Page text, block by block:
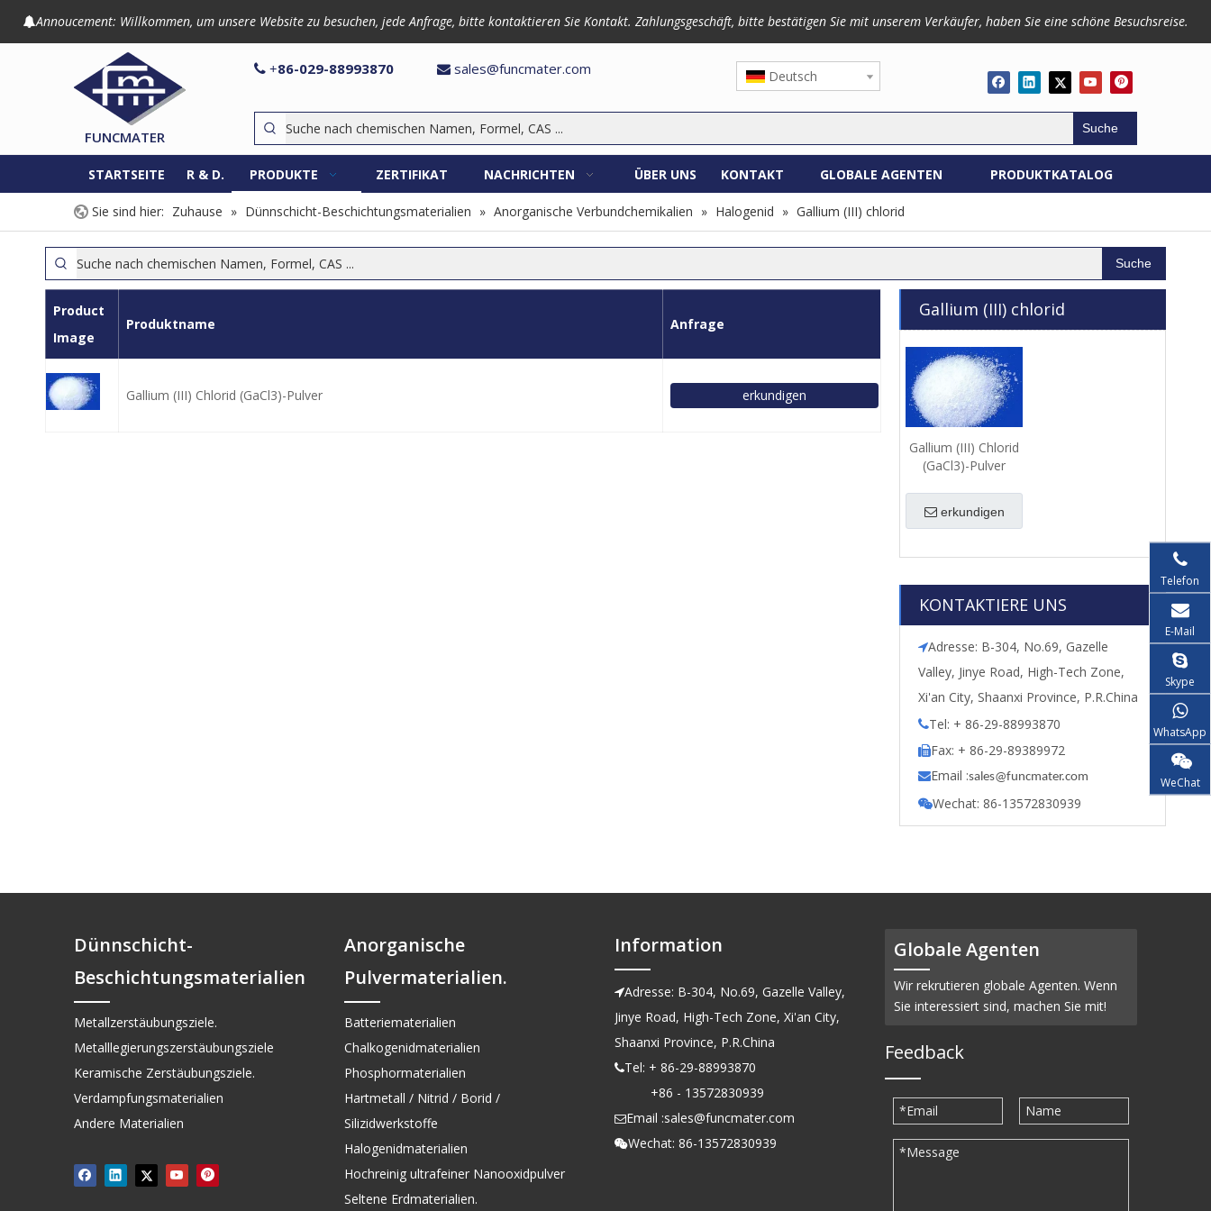
Annoucement: Willkommen, um unsere Website zu besuchen, jede Anfrage, bitte kontaktieren Sie Kontakt. Zahlungsgeschäft, bitte bestätigen Sie mit unserem Verkäufer, haben Sie eine schöne Besuchsreise.
FUNCMATER
 +86-029-88993870  sales@funcmater.com Deutsch
Suche
STARTSEITE R & D. PRODUKTE ZERTIFIKAT NACHRICHTEN ÜBER UNS KONTAKT GLOBALE AGENTEN PRODUKTKATALOG
Sie sind hier: Zuhause » Dünnschicht-Beschichtungsmaterialien » Anorganische Verbundchemikalien » Halogenid » Gallium (III) chlorid
Suche
Product
Image
Produktname Anfrage
Gallium (III) Chlorid (GaCl3)-Pulver erkundigen
Gallium (III) chlorid
Gallium (III) Chlorid
(GaCl3)-Pulver
erkundigen
KONTAKTIERE UNS
Adresse: B-304, No.69, Gazelle
Valley, Jinye Road, High-Tech Zone,
Xi'an City, Shaanxi Province, P.R.China
Tel: + 86-29-88993870
Fax: + 86-29-89389972
Email :sales@funcmater.com
Wechat: 86-13572830939
Dünnschicht-
Beschichtungsmaterialien
Metallzerstäubungsziele.
Metalllegierungszerstäubungsziele
Keramische Zerstäubungsziele.
Verdampfungsmaterialien
Andere Materialien
Telefon
E-Mail
Skype
WhatsApp
WeChat
Anorganische
Pulvermaterialien.
Batteriematerialien
Chalkogenidmaterialien
Phosphormaterialien
Hartmetall / Nitrid / Borid /
Silizidwerkstoffe
Halogenidmaterialien
Hochreinig ultrafeiner Nanooxidpulver
Seltene Erdmaterialien.
Information
Adresse: B-304, No.69, Gazelle Valley,
Jinye Road, High-Tech Zone, Xi'an City,
Shaanxi Province, P.R.China
Tel: + 86-29-88993870
+86 - 13572830939
Email :sales@funcmater.com
Wechat: 86-13572830939
Globale Agenten
Wir rekrutieren globale Agenten. Wenn
Sie interessiert sind, machen Sie mit!
Feedback